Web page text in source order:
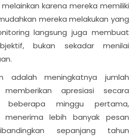
karena mereka memiliki
mereka melakukan yang
langsung juga membuat
bukan sekadar menilai
adalah meningkatnya jumlah
apresiasi secara
beberapa minggu pertama,
lebih banyak pesan
sepanjang tahun